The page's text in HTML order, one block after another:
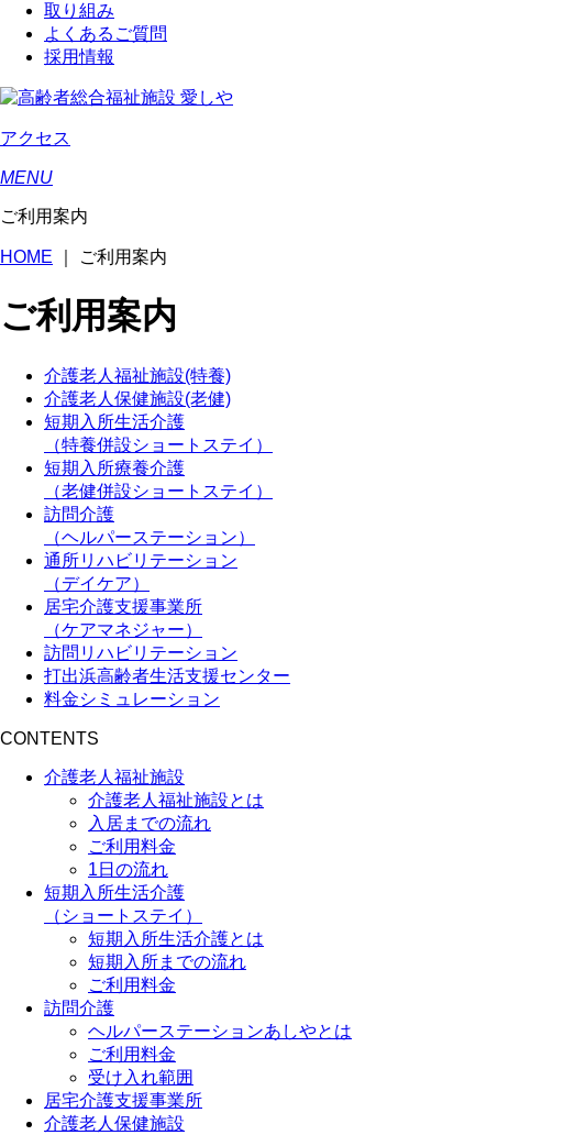
取り組み
よくあるご質問
採用情報
アクセス
MENU
ご利用案内
HOME ご利用案内
ご利用案内
介護老人福祉施設(特養)
介護老人保健施設(老健)
短期入所生活介護
（特養併設ショートステイ）
短期入所療養介護
（老健併設ショートステイ）
訪問介護
（ヘルパーステーション）
通所リハビリテーション
（デイケア）
居宅介護支援事業所
（ケアマネジャー）
訪問リハビリテーション
打出浜高齢者生活支援センター
料金シミュレーション
CONTENTS
介護老人福祉施設
介護老人福祉施設とは
入居までの流れ
ご利用料金
1日の流れ
短期入所生活介護
（ショートステイ）
短期入所生活介護とは
短期入所までの流れ
ご利用料金
訪問介護
ヘルパーステーションあしやとは
ご利用料金
受け入れ範囲
居宅介護支援事業所
介護老人保健施設